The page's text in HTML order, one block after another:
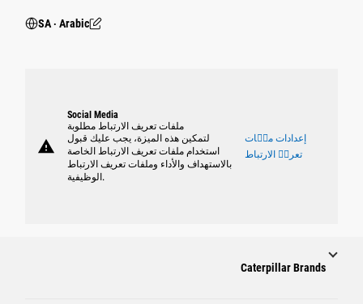
SA ‧ Arabic
warning
Social Media
ملفات تعريف الارتباط مطلوبة
لتمكين هذه الميزة، يجب عليك قبول
استخدام ملفات تعريف الارتباط الخاصة
بالاستهداف والأداء وملفات تعريف الارتباط
الوظيفية.
إعدادات ملٝات
تعريٝ الارتباط
Caterpillar Brands